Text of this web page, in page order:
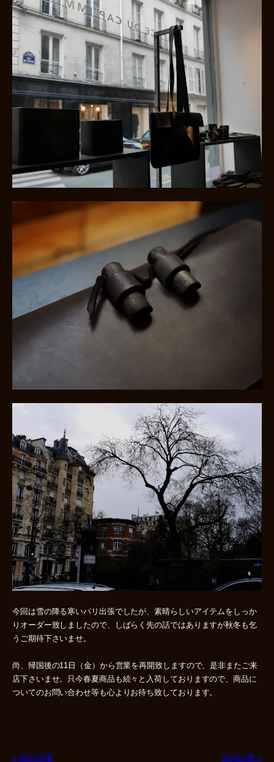
今回は雪の降る寒いパリ出張でしたが、素晴らしいアイテムをしっか
りオーダー致しましたので、しばらく先の話ではありますが秋冬も乞
うご期待下さいませ。
尚、帰国後の11日（金）から営業を再開致しますので、是非またご来
店下さいませ。只今春夏商品も続々と入荷しておりますので、商品に
ついてのお問い合わせ等も心よりお待ち致しております。
« 前の記事 次の記事 »